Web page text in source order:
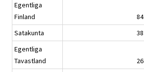
Egentliga
Finland
84
Satakunta
38
Egentliga
Tavastland
26